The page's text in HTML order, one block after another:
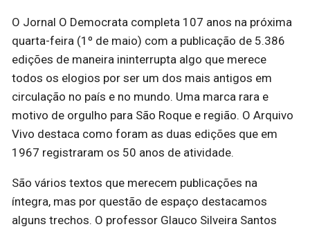
O Jornal O Democrata completa 107 anos na próxima
quarta-feira (1º de maio) com a publicação de 5.386
edições de maneira ininterrupta algo que merece
todos os elogios por ser um dos mais antigos em
circulação no país e no mundo. Uma marca rara e
motivo de orgulho para São Roque e região. O Arquivo
Vivo destaca como foram as duas edições que em
1967 registraram os 50 anos de atividade.
São vários textos que merecem publicações na
íntegra, mas por questão de espaço destacamos
alguns trechos. O professor Glauco Silveira Santos